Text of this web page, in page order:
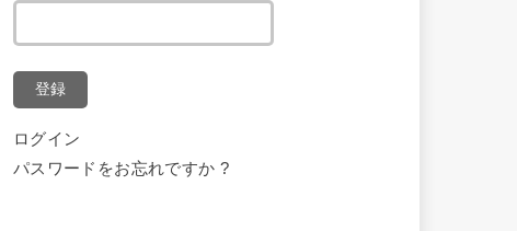
登録
ログイン
パスワードをお忘れですか ?